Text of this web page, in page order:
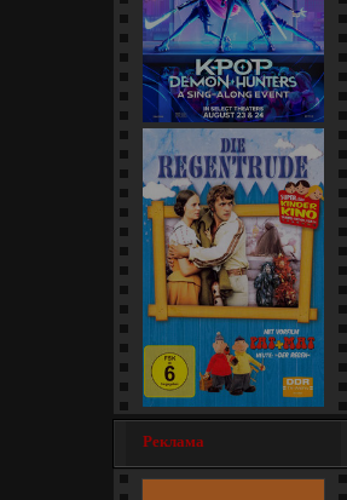
Кей-поп-охотницы на демонов
/ KPop Demon... [мультфильм]
Регентруда / Die Regentrude
(1976) [семейный]
Реклама